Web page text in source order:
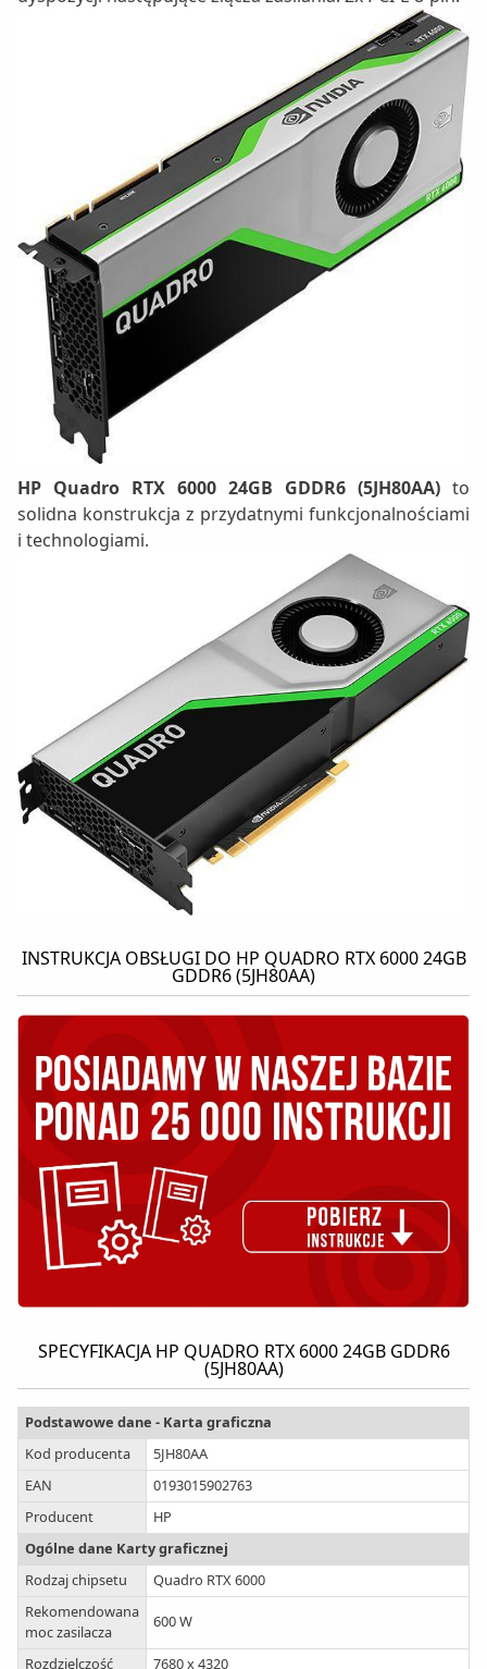
HP Quadro RTX 6000 24GB GDDR6 (5JH80AA) to
solidna konstrukcja z przydatnymi funkcjonalnościami
i technologiami.
INSTRUKCJA OBSŁUGI DO HP QUADRO RTX 6000 24GB
GDDR6 (5JH80AA)
SPECYFIKACJA HP QUADRO RTX 6000 24GB GDDR6
(5JH80AA)
Podstawowe dane - Karta graficzna
Kod producenta
5JH80AA
EAN
0193015902763
Producent
HP
Ogólne dane Karty graficznej
Rodzaj chipsetu
Quadro RTX 6000
Rekomendowana
moc zasilacza
600 W
Rozdzielczość
7680 x 4320